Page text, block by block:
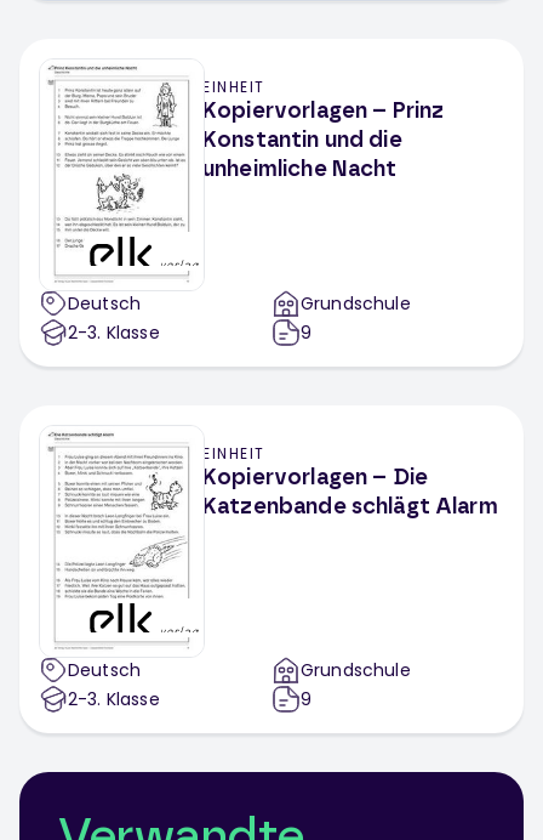
EINHEIT
Kopiervorlagen – Prinz
Konstantin und die
unheimliche Nacht
Deutsch
2-3. Klasse
Grundschule
9
EINHEIT
Kopiervorlagen – Die
Katzenbande schlägt Alarm
Deutsch
2-3. Klasse
Grundschule
9